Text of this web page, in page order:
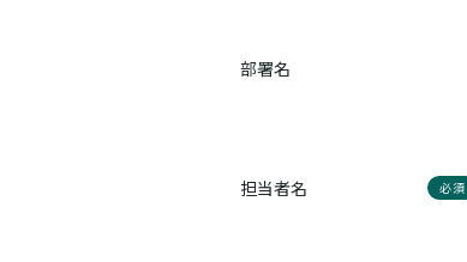
部署名
担当者名 必須